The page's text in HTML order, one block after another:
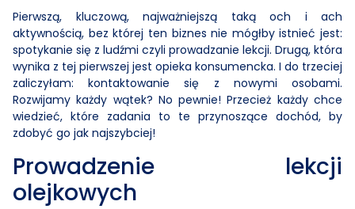
Pierwszą, kluczową, najważniejszą taką och i ach
aktywnością, bez której ten biznes nie mógłby istnieć jest:
spotykanie się z ludźmi czyli prowadzanie lekcji. Drugą, która
wynika z tej pierwszej jest opieka konsumencka. I do trzeciej
zaliczyłam: kontaktowanie się z nowymi osobami.
Rozwijamy każdy wątek? No pewnie! Przecież każdy chce
wiedzieć, które zadania to te przynoszące dochód, by
zdobyć go jak najszybciej!
Prowadzenie lekcji
olejkowych